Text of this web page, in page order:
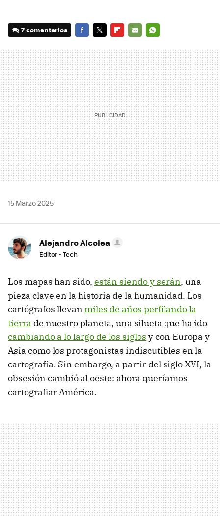
7 comentarios
MAIL
15 Marzo 2025
Alejandro Alcolea
Editor - Tech
Los mapas han sido, están siendo y serán, una
pieza clave en la historia de la humanidad. Los
cartógrafos llevan miles de años perfilando la
tierra de nuestro planeta, una silueta que ha ido
cambiando a lo largo de los siglos y con Europa y
Asia como los protagonistas indiscutibles en la
cartografía. Sin embargo, a partir del siglo XVI, la
obsesión cambió al oeste: ahora queríamos
cartografiar América.